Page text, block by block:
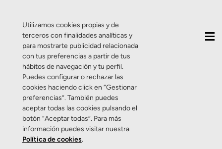
Categoría:Concursos
Concursos Salud Visual Zamarripa
Ganadora del sorteo
Utilizamos cookies propias y de
terceros con finalidades analíticas y
para mostrarte publicidad relacionada
con tus preferencias a partir de tus
hábitos de navegación y tu perfil.
Puedes configurar o rechazar las
cookies haciendo click en “Gestionar
preferencias”. También puedes
aceptar todas las cookies pulsando el
botón “Aceptar todas”. Para más
información puedes visitar nuestra
Política de cookies.